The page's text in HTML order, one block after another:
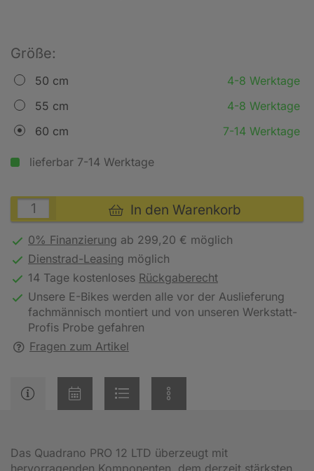
Größe:
50 cm
4-8 Werktage
55 cm
4-8 Werktage
60 cm
7-14 Werktage
lieferbar 7-14 Werktage
In den Warenkorb
0% Finanzierung ab 299,20 € möglich
Dienstrad-Leasing möglich
14 Tage kostenloses Rückgaberecht
Unsere E-Bikes werden alle vor der Auslieferung
fachmännisch montiert und von unseren Werkstatt-
Profis Probe gefahren
Fragen zum Artikel
Das Quadrano PRO 12 LTD überzeugt mit